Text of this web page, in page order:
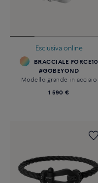
Esclusiva online
BRACCIALE FORCE10
#GOBEYOND
Modello grande in acciaio
1 590 €